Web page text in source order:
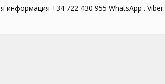
информация +34 722 430 955 WhatsApp . Viber.